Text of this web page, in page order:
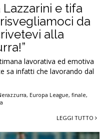
e tifa
da
alla
lavorativa ed emotiva
sa infatti che lavorando dal
, Europa League, finale,
LEGGI TUTTO